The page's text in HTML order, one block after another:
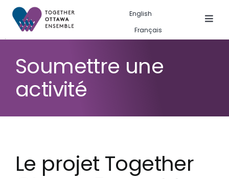
Skip
content
English
Français
Galerie des activités
À propos de nous
for:
Soumettre une
activité
Le projet Together